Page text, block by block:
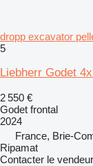
dropp excavator
5
Liebherr Godet
2 550 €
Godet frontal
2024
France, Brie-
Ripamat
Contacter le vendeur